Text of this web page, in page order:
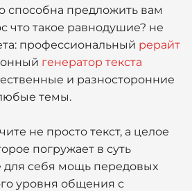
способна предложить вам
что такое равнодушие? не
профессиональный рерайт
генератор текста
и разносторонние
темы.
не просто текст, а целое
погружает в суть
для себя мощь передовых
уровня общения с